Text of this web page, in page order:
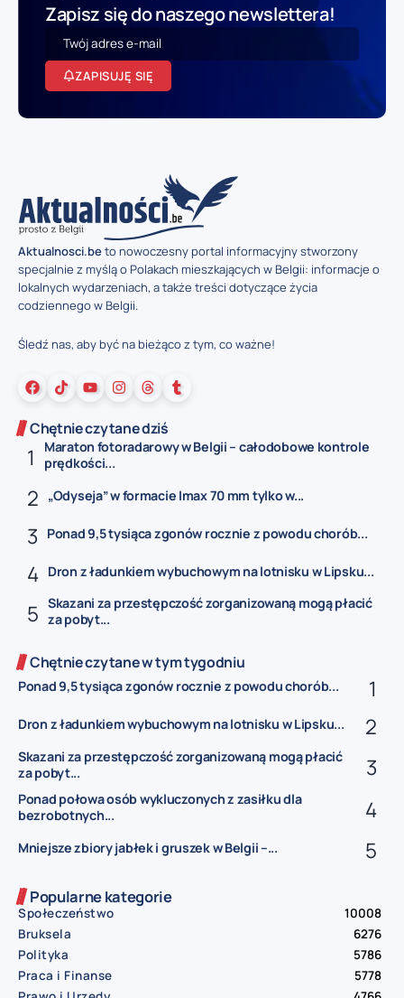
Zapisz się do naszego newslettera!
ZAPISUJĘ SIĘ
Aktualnosci.beto nowoczesny portal informacyjny stworzony
specjalnie z myślą o Polakach mieszkających w Belgii: informacje o
lokalnych wydarzeniach, a także treści dotyczące życia
codziennego w Belgii.
Śledź nas, aby być na bieżąco z tym, co ważne!
Chętnie czytane dziś
Maraton fotoradarowy w Belgii – całodobowe kontrole
prędkości...
„Odyseja” w formacie Imax 70 mm tylko w...
Ponad 9,5 tysiąca zgonów rocznie z powodu chorób...
Dron z ładunkiem wybuchowym na lotnisku w Lipsku...
Skazani za przestępczość zorganizowaną mogą płacić
za pobyt...
Chętnie czytane w tym tygodniu
Ponad 9,5 tysiąca zgonów rocznie z powodu chorób...
Dron z ładunkiem wybuchowym na lotnisku w Lipsku...
Skazani za przestępczość zorganizowaną mogą płacić
za pobyt...
Ponad połowa osób wykluczonych z zasiłku dla
bezrobotnych...
Mniejsze zbiory jabłek i gruszek w Belgii –...
Popularne kategorie
Społeczeństwo
10008
Bruksela
6276
Polityka
5786
Praca i Finanse
5778